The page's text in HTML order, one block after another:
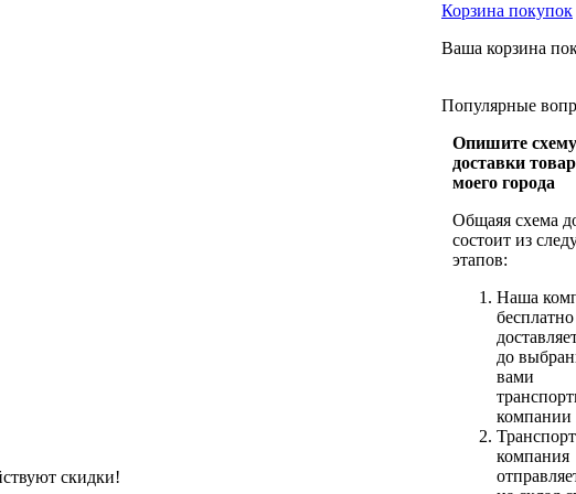
скидки!
Корзина покупок
Ваша корзина
Популярные
Опишите схему
доставки
моего города
Общаяя схема
состоит из
этапов:
Наша
бесплатно
до
вами
компании
компания